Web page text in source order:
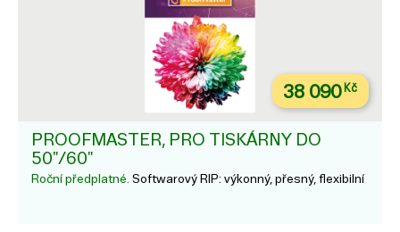
38 090Kč
PROOFMASTER, PRO TISKÁRNY DO
50"/60"
Roční předplatné. Softwarový RIP: výkonný, přesný, flexibilní